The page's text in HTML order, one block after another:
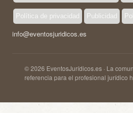
Política de privacidad Publicidad
info@eventosjuridicos.es
© 2026 EventosJurídicos.es · La
referencia para el profesional jurídico